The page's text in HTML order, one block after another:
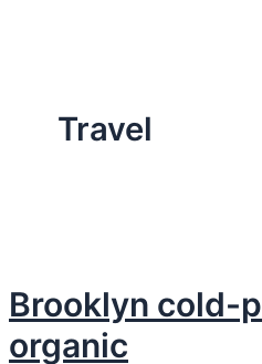
Travel
Brooklyn cold-
organic